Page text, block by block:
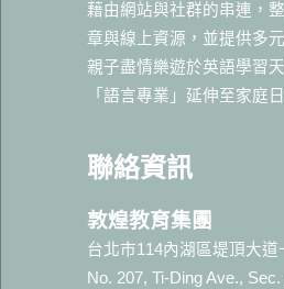
藉由網站與社群的串連，
章與線上資源，並提供多
親子盡情樂遊於英語學習
「語言專業」延伸至家庭
聯絡資訊
敦煌教育集團
台北市114內湖區堤頂大道
No. 207, Ti-Ding Ave.,